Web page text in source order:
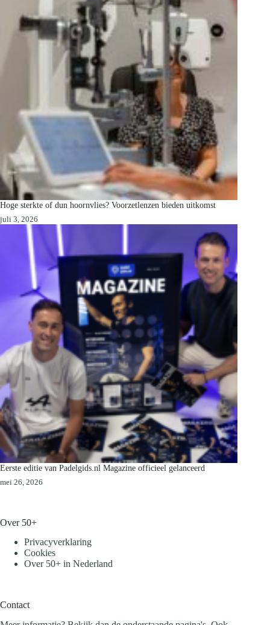
Hoge sterkte of dun hoornvlies? Voorzetlenzen bieden uitkomst
juli 3, 2026
Eerste editie van Padelgids.nl Magazine officieel gelanceerd
mei 26, 2026
Over 50+
Privacyverklaring
Cookies
Over 50+ in Nederland
Contact